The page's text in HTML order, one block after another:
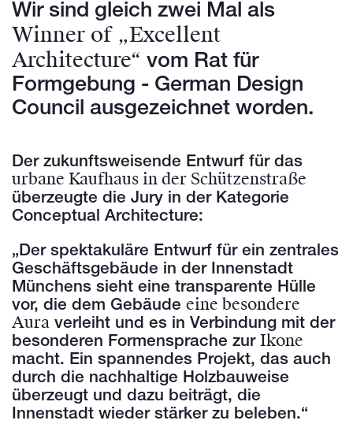
Wir sind gleich zwei Mal als
Winner of „Excellent
Architecture“ vom Rat für
Formgebung - German Design
Council ausgezeichnet worden.
Der zukunftsweisende Entwurf für das
urbane Kaufhaus in der Schützenstraße
überzeugte die Jury in der Kategorie
Conceptual Architecture:
„Der spektakuläre Entwurf für ein zentrales
Geschäftsgebäude in der Innenstadt
Münchens sieht eine transparente Hülle
vor, die dem Gebäude eine besondere
Aura verleiht und es in Verbindung mit der
besonderen Formensprache zur Ikone
macht. Ein spannendes Projekt, das auch
durch die nachhaltige Holzbauweise
überzeugt und dazu beiträgt, die
Innenstadt wieder stärker zu beleben.“